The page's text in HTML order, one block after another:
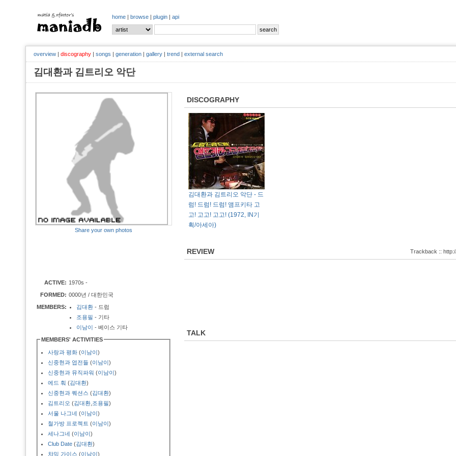
home | browse | plugin | api
overview | discography | songs | generation | gallery | trend | external search
김대환과 김트리오 악단
Share your own photos
ACTIVE: 1970s -
FORMED: 0000년 / 대한민국
MEMBERS:
김대환 - 드럼
조용필 - 기타
이남이 - 베이스 기타
MEMBERS' ACTIVITIES
사랑과 평화 (이남이)
신중현과 엽전들 (이남이)
신중현과 뮤직파워 (이남이)
에드 훠 (김대환)
신중현과 퀘션스 (김대환)
김트리오 (김대환 조용필)
서울 나그네 (이남이)
철가방 프로젝트 (이남이)
세나그네 (이남이)
Club Date (김대환)
챠밍 가이스 (이남이)
DISCOGRAPHY
김대환과 김트리오 악단 - 드
럼! 드럼! 드럼! 앰프키타 고
고! 고고! 고고! (1972, IN기
획/아세아)
REVIEW Trackback ::
TALK